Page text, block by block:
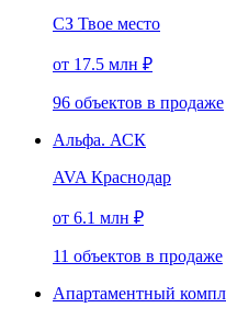
СЗ Твое место
от 17.5 млн ₽
96 объектов в продаже
Альфа. АСК
AVA Краснодар
от 6.1 млн ₽
11 объектов в продаже
Апартаментный